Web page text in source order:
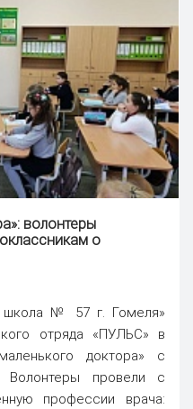
волонтеры
о
школа № 57 г. Гомеля»
отряда «ПУЛЬС» в
доктора» с
провели с
профессии врача: